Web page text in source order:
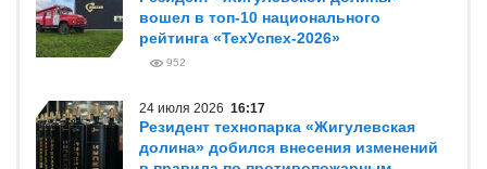
вошел в топ-10 национального
рейтинга «ТехУспех-2026»
952
24 июля 2026 16:17
Резидент технопарка «Жигулевская
долина» добился внесения изменений